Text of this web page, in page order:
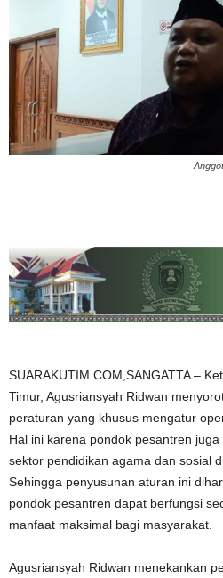
SUARAKUTIM.COM,SANGATTA –
Timur, Agusriansyah Ridwan
peraturan yang khusus mengatur
Hal ini karena pondok pesantren
sektor pendidikan agama dan sosial
Sehingga penyusunan aturan ini
pondok pesantren dapat berfungsi
manfaat maksimal bagi masyarakat.
Agusriansyah Ridwan menekankan